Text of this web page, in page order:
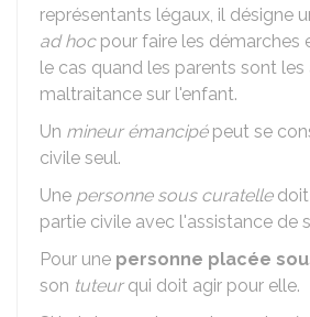
représentants légaux, il désigne
ad hocpour faire les démarches
le cas quand les parents sont les
maltraitance sur l'enfant.
Un mineur émancipépeut se
civile seul.
Une personne sous curatelledoit
partie civile avec l'assistance de
Pour une personne placée
son tuteurqui doit agir pour elle.